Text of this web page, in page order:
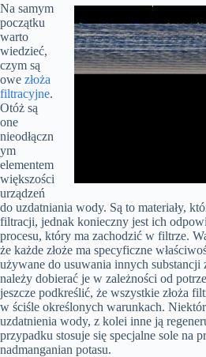
Na samym
początku
warto
wiedzieć,
czym są
owe złoża
filtracyjne.
Otóż są
one
nieodłączn
ym
elementem
większości
urządzeń
do uzdatniania wody. Są to materiały,
filtracji, jednak konieczny jest ich
procesu, który ma zachodzić w filtrze.
że każde złoże ma specyficzne
używane do usuwania innych substancji
należy dobierać je w zależności od
jeszcze podkreślić, że wszystkie złoża
w ściśle określonych warunkach.
uzdatnienia wody, z kolei inne ją
przypadku stosuje się specjalne sole na
nadmanganian potasu.